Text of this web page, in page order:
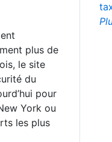
plus de
le site
du
pour
York ou
les plus